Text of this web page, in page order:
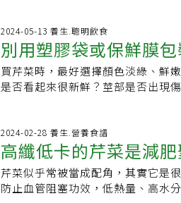
包起來放冰箱，手邊就有看起來像
血壓、預防血管阻塞，還能預防癌
理以下芹菜功效：．降血壓：芹菜
酚類（phthalides），能放鬆血管
含有維生素 C、β-胡蘿蔔素和類黃
管和器官的發炎現象。．預防血管
吃，但要控制攝取量。芹菜是營養
壓，但也不宜攝取過量，因為過多
控制在100～150克以內，最好可以
實現營養均衡。吃芹菜皮膚會變黑
始嘗試，發現真的很強大，它具有
脫水，當缺水時腎上腺無法正常運
便，大腦無法開機。她會建議客戶
杯共500c.c.的水，但對有些人來說
斷，但現在幾乎已離不開它，對她
抗憂鬱營養素和憂鬱症預防和治療
（EPA和DHA）、鎂、鉀、硒、硫
生素C和鋅。其中得分最高的肉類
動物內臟。植物性食物中得分最高
抗憂鬱蔬菜中西洋菜（水芹菜）居
泛存在於多種蔬果、豆類、茶葉中
搐、抗炎作用，而且對人體中樞神
水芹菜，補充膳食纖維同時獲得情
出，西洋菜的多酚類具有抗氧化、
2024-05-13 養生.聰明飲食
別用塑膠袋或保鮮膜包裝 專家教你改用一招
菜新鮮爽脆
買芹菜時，最好選擇顏色淡綠、鮮
是否看起來很新鮮？莖部是否出現
挺的綠色莖部顏色發白、變軟、易
過了保鮮期，就該扔掉它。別將芹
持芹菜最佳口感的關鍵，切忌將芹
或水果放在一起，這種氣體會讓它
包裝、保存芹菜，因為會吸附芹菜
2024-02-28 養生.營養食譜
高纖低卡的芹菜是減肥
技巧讓你煮出來的芹
芹菜似乎常被當成配角，其實它是
防止血管阻塞功效，低熱量、高水